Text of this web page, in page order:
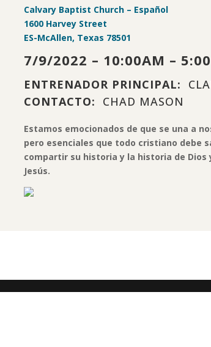
Calvary Baptist Church – Español
1600 Harvey Street
ES-McAllen, Texas 78501
7/9/2022 – 10:00AM –
ENTRENADOR PRINCIPAL:
CONTACTO:
CHAD MASON
Estamos emocionados de que se una a
pero esenciales que todo cristiano debe
compartir su historia y la historia de Dios
Jesús.